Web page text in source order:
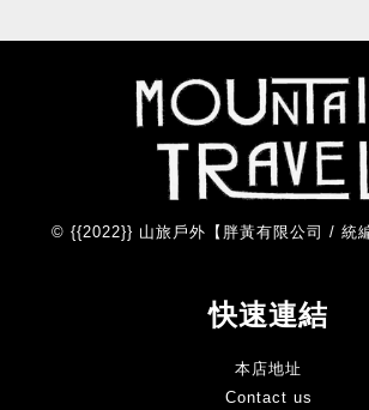
© {{2022}} 山旅戶外【胖黃有限公司 / 統
快速連結
本店地址
Contact us